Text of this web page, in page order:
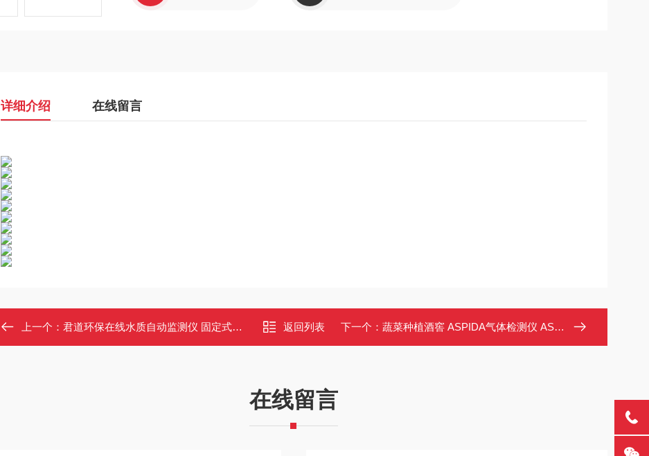
详细介绍 在线留言
上一个： 君道环保在线水质自动监测仪 固定式氨氮分析仪带CEP可上传数据 返回列表 下一个： 蔬菜种植酒窖 ASPIDA气体检测仪 ASPBB02Y110 CO2/O2气体浓度监测仪
在线留言